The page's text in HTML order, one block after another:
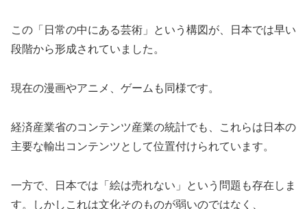
この「日常の中にある芸術」という構図が、日本では早い
段階から形成されていました。
現在の漫画やアニメ、ゲームも同様です。
経済産業省のコンテンツ産業の統計でも、これらは日本の
主要な輸出コンテンツとして位置付けられています。
一方で、日本では「絵は売れない」という問題も存在しま
す。しかしこれは文化そのものが弱いのではなく、